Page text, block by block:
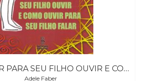
COMO FALAR PARA SEU FILHO OUVIR E COMO OUVIR PARA SEU FILHO FALAR
Adele Faber